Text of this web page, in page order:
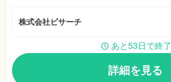
株式会社ビサーチ
あと53日で終了
詳細を見る